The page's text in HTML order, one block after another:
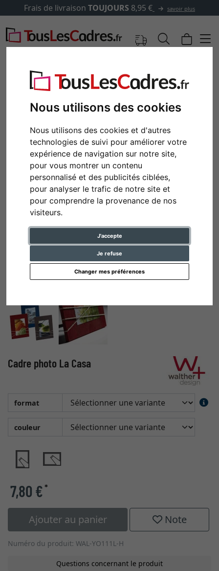
Nous utilisons des cookies
Nous utilisons des cookies et d'autres
technologies de suivi pour améliorer votre
expérience de navigation sur notre site,
pour vous montrer un contenu
personnalisé et des publicités ciblées,
pour analyser le trafic de notre site et
pour comprendre la provenance de nos
visiteurs.
J'accepte
Je refuse
Changer mes préférences
Frais de livraison TOUJOURS 8,95 € savoir plus
Retour
Cadre photo La Casa
format
couleur
7,80 €*
Ajouter au panier Note
Numéro du produit: WAL-YO111L-H
Questions concernant le produit